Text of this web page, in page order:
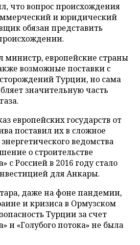
что вопрос происхождения
и юридический
обязан представить
министр, европейские страны
возможные поставки с
Турции, но сама
значительную часть
европейских государств от
поставил их в сложное
ведомства
о строительстве
с Россией в 2016 году стало
для Анкары.
даже на фоне пандемии,
и кризиса в Ормузском
Турции за счет
и «Голубого потока» не была